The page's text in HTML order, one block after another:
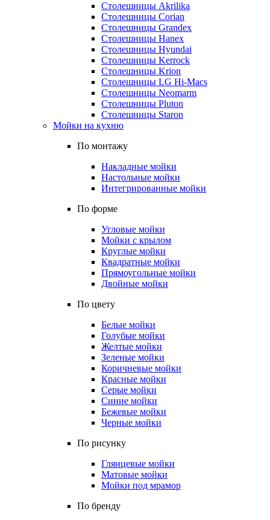
Столешницы Akrilika
Столешницы Corian
Столешницы Grandex
Столешницы Hanex
Столешницы Hyundai
Столешницы Kerrock
Столешницы Krion
Столешницы LG Hi-Macs
Столешницы Neomarm
Столешницы Pluton
Столешницы Staron
Мойки на кухню
По монтажу
Накладные мойки
Настольные мойки
Интегрированные мойки
По форме
Угловые мойки
Мойки с крылом
Круглые мойки
Квадратные мойки
Прямоугольные мойки
Двойные мойки
По цвету
Белые мойки
Голубые мойки
Желтые мойки
Зеленые мойки
Коричневые мойки
Красные мойки
Серые мойки
Синие мойки
Бежевые мойки
Черные мойки
По рисунку
Глянцевые мойки
Матовые мойки
Мойки под мрамор
По бренду